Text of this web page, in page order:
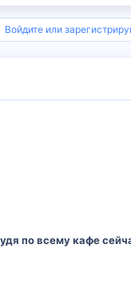
Войдите или
по всему кафе